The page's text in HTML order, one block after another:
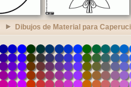
Dibujos de Material para